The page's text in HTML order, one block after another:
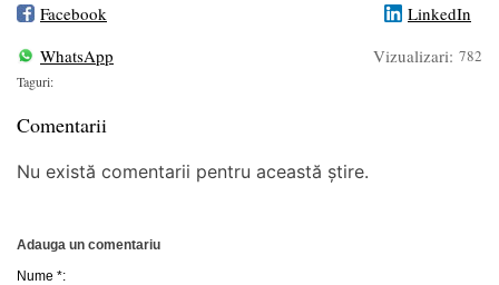
Facebook
LinkedIn
WhatsApp
Vizualizari: 782
Taguri:
Comentarii
Nu există comentarii pentru această știre.
Adauga un comentariu
Nume *: